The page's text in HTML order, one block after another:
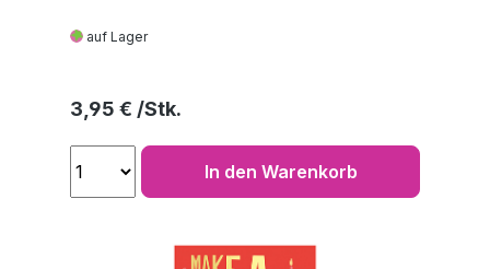
auf Lager
Regulärer Preis:
3,95 €
In den Warenkorb